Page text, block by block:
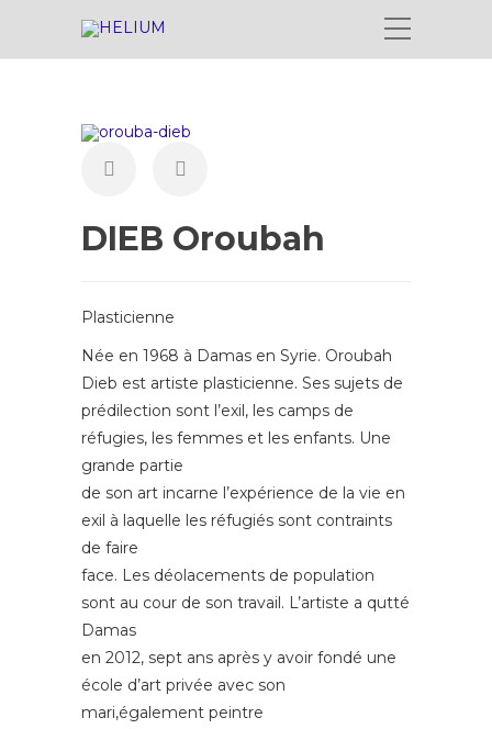
DIEB Oroubah
Plasticienne
Née en 1968 à Damas en Syrie. Oroubah
Dieb est artiste plasticienne. Ses sujets de
prédilection sont l’exil, les camps de
réfugies, les femmes et les enfants. Une
grande partie
de son art incarne l’expérience de la vie en
exil à laquelle les réfugiés sont contraints
de faire
face. Les déolacements de population
sont au cour de son travail. L’artiste a qutté
Damas
en 2012, sept ans après y avoir fondé une
école d’art privée avec son
mari,également peintre